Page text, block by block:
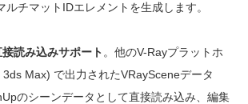
ルチマットIDエレメントを生成します。
読み込みサポート 。他のV-Rayプラットホ
Max) で出力されたVRaySceneデータ
のシーンデータとして直接読み込み、編集